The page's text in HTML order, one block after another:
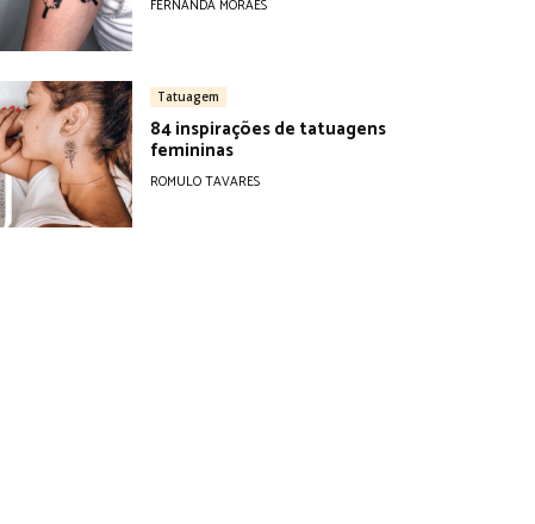
FERNANDA MORAES
Tatuagem
84 inspirações de tatuagens
femininas
ROMULO TAVARES